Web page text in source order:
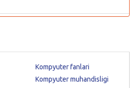
Kompyuter fanlari
Kompyuter muhandisligi